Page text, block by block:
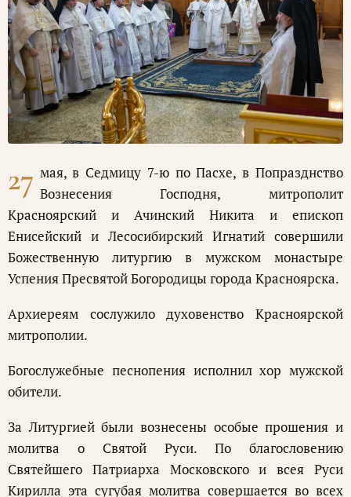
27 мая, в Седмицу 7-ю по Пасхе, в Попразднство
Вознесения Господня, митрополит
Красноярский и Ачинский Никита и епископ
Енисейский и Лесосибирский Игнатий совершили
Божественную литургию в мужском монастыре
Успения Пресвятой Богородицы города Красноярска.
Архиереям сослужило духовенство Красноярской
митрополии.
Богослужебные песнопения исполнил хор мужской
обители.
За Литургией были вознесены особые прошения и
молитва о Святой Руси. По благословению
Святейшего Патриарха Московского и всея Руси
Кирилла эта сугубая молитва совершается во всех